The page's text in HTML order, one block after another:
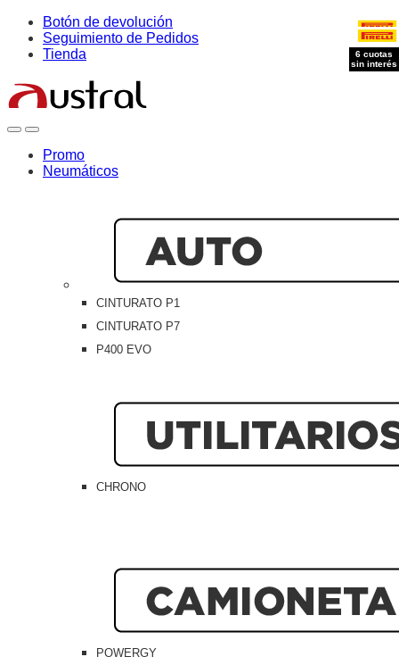
Skip
navigation
Skip
content
Botón de devolución
Seguimiento de Pedidos
Tienda
OpenClose
Promo
Neumáticos
CINTURATO P1
CINTURATO P7
P400 EVO
CHRONO
POWERGY
6 cuotas
sin interés
6 cuotas
sin interés
6 cuotas
sin interés
6 cuotas
sin interés